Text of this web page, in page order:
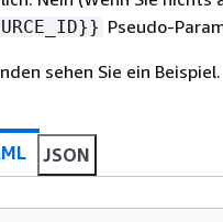
Pseudo-
sehen Sie ein Beispiel.
JSON